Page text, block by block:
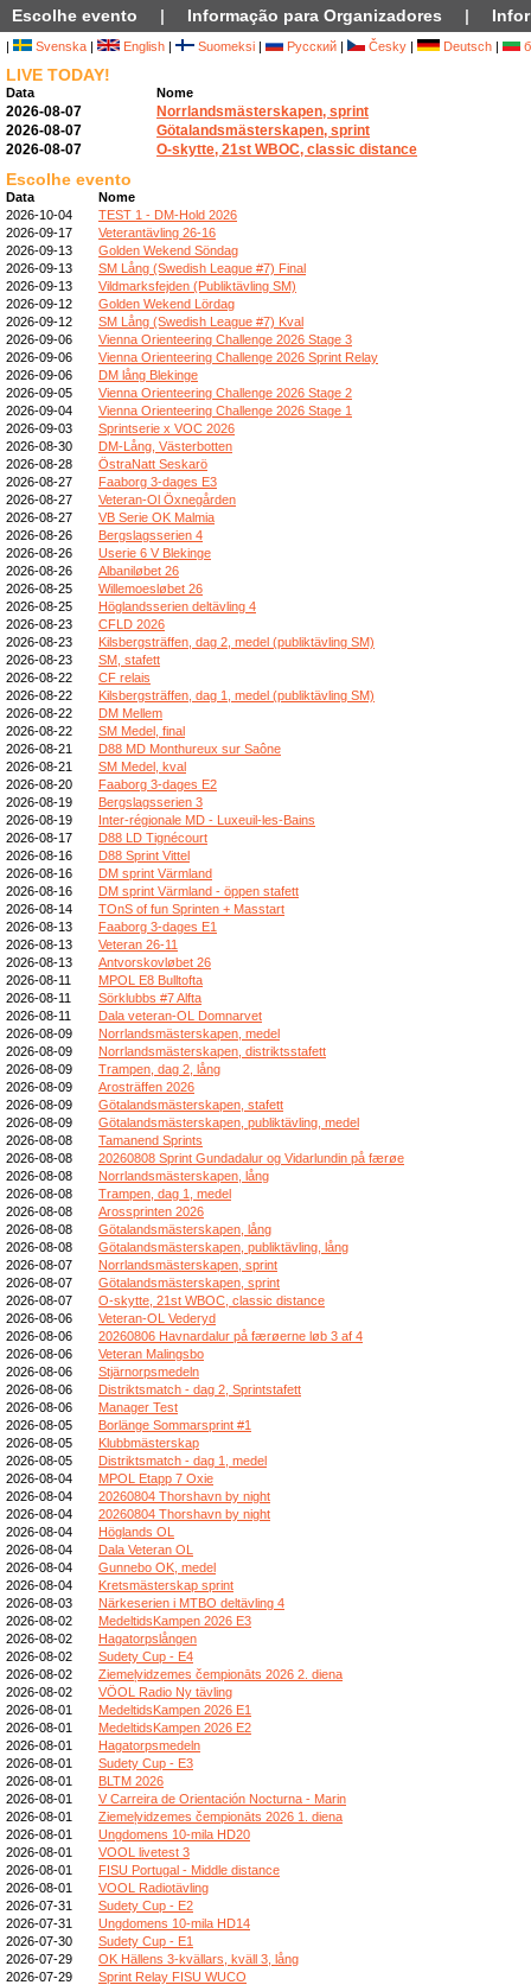
Escolhe evento | Informação para Organizadores |
| Svenska | English | Suomeksi | Русский | Česky | Deutsch |
LIVE TODAY!
Data Nome
2026-08-07
Norrlandsmästerskapen, sprint
2026-08-07
Götalandsmästerskapen, sprint
2026-08-07
O-skytte, 21st WBOC, classic distance
Escolhe evento
Data
Nome
2026-10-04
TEST 1 - DM-Hold 2026
2026-09-17
Veterantävling 26-16
2026-09-13
Golden Wekend Söndag
2026-09-13
SM Lång (Swedish League #7) Final
2026-09-13
Vildmarksfejden (Publiktävling SM)
2026-09-12
Golden Wekend Lördag
2026-09-12
SM Lång (Swedish League #7) Kval
2026-09-06
Vienna Orienteering Challenge 2026 Stage 3
2026-09-06
Vienna Orienteering Challenge 2026 Sprint Relay
2026-09-06
DM lång Blekinge
2026-09-05
Vienna Orienteering Challenge 2026 Stage 2
2026-09-04
Vienna Orienteering Challenge 2026 Stage 1
2026-09-03
Sprintserie x VOC 2026
2026-08-30
DM-Lång, Västerbotten
2026-08-28
ÖstraNatt Seskarö
2026-08-27
Faaborg 3-dages E3
2026-08-27
Veteran-Ol Öxnegården
2026-08-27
VB Serie OK Malmia
2026-08-26
Bergslagsserien 4
2026-08-26
Userie 6 V Blekinge
2026-08-26
Albaniløbet 26
2026-08-25
Willemoesløbet 26
2026-08-25
Höglandsserien deltävling 4
2026-08-23
CFLD 2026
2026-08-23
Kilsbergsträffen, dag 2, medel (publiktävling SM)
2026-08-23
SM, stafett
2026-08-22
CF relais
2026-08-22
Kilsbergsträffen, dag 1, medel (publiktävling SM)
2026-08-22
DM Mellem
2026-08-22
SM Medel, final
2026-08-21
D88 MD Monthureux sur Saône
2026-08-21
SM Medel, kval
2026-08-20
Faaborg 3-dages E2
2026-08-19
Bergslagsserien 3
2026-08-19
Inter-régionale MD - Luxeuil-les-Bains
2026-08-17
D88 LD Tignécourt
2026-08-16
D88 Sprint Vittel
2026-08-16
DM sprint Värmland
2026-08-16
DM sprint Värmland - öppen stafett
2026-08-14
TOnS of fun Sprinten + Masstart
2026-08-13
Faaborg 3-dages E1
2026-08-13
Veteran 26-11
2026-08-13
Antvorskovløbet 26
2026-08-11
MPOL E8 Bulltofta
2026-08-11
Sörklubbs #7 Alfta
2026-08-11
Dala veteran-OL Domnarvet
2026-08-09
Norrlandsmästerskapen, medel
2026-08-09
Norrlandsmästerskapen, distriktsstafett
2026-08-09
Trampen, dag 2, lång
2026-08-09
Arosträffen 2026
2026-08-09
Götalandsmästerskapen, stafett
2026-08-09
Götalandsmästerskapen, publiktävling, medel
2026-08-08
Tamanend Sprints
2026-08-08
20260808 Sprint Gundadalur og Vidarlundin på færøe
2026-08-08
Norrlandsmästerskapen, lång
2026-08-08
Trampen, dag 1, medel
2026-08-08
Arossprinten 2026
2026-08-08
Götalandsmästerskapen, lång
2026-08-08
Götalandsmästerskapen, publiktävling, lång
2026-08-07
Norrlandsmästerskapen, sprint
2026-08-07
Götalandsmästerskapen, sprint
2026-08-07
O-skytte, 21st WBOC, classic distance
2026-08-06
Veteran-OL Vederyd
2026-08-06
20260806 Havnardalur på færøerne løb 3 af 4
2026-08-06
Veteran Malingsbo
2026-08-06
Stjärnorpsmedeln
2026-08-06
Distriktsmatch - dag 2, Sprintstafett
2026-08-06
Manager Test
2026-08-05
Borlänge Sommarsprint #1
2026-08-05
Klubbmästerskap
2026-08-05
Distriktsmatch - dag 1, medel
2026-08-04
MPOL Etapp 7 Oxie
2026-08-04
20260804 Thorshavn by night
2026-08-04
20260804 Thorshavn by night
2026-08-04
Höglands OL
2026-08-04
Dala Veteran OL
2026-08-04
Gunnebo OK, medel
2026-08-04
Kretsmästerskap sprint
2026-08-03
Närkeserien i MTBO deltävling 4
2026-08-02
MedeltidsKampen 2026 E3
2026-08-02
Hagatorpslången
2026-08-02
Sudety Cup - E4
2026-08-02
Ziemeļvidzemes čempionāts 2026 2. diena
2026-08-02
VÖOL Radio Ny tävling
2026-08-01
MedeltidsKampen 2026 E1
2026-08-01
MedeltidsKampen 2026 E2
2026-08-01
Hagatorpsmedeln
2026-08-01
Sudety Cup - E3
2026-08-01
BLTM 2026
2026-08-01
V Carreira de Orientación Nocturna - Marin
2026-08-01
Ziemeļvidzemes čempionāts 2026 1. diena
2026-08-01
Ungdomens 10-mila HD20
2026-08-01
VOOL livetest 3
2026-08-01
FISU Portugal - Middle distance
2026-08-01
VOOL Radiotävling
2026-07-31
Sudety Cup - E2
2026-07-31
Ungdomens 10-mila HD14
2026-07-30
Sudety Cup - E1
2026-07-29
OK Hällens 3-kvällars, kväll 3, lång
2026-07-29
Sprint Relay FISU WUCO